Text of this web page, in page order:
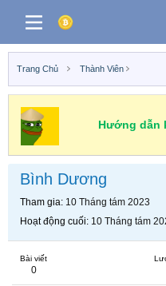
Trang Chủ Thành Viên
Hướng dẫn
Bình Dương
Tham gia 10 Tháng tám 2023
Hoạt động cuối 10 Tháng tám
Bài viết
0